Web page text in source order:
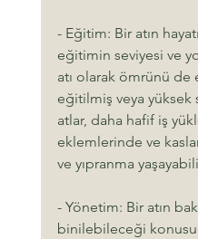
- Eğitim: Bir atın
eğitimin seviyesi ve
atı olarak ömrünü de
eğitilmiş veya yüksek
atlar, daha hafif iş
eklemlerinde ve
ve yıpranma
- Yönetim: Bir atın
binilebileceği